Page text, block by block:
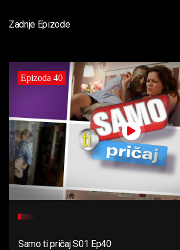
Zadnje Epizode
Epizoda 40
Samo ti pričaj S01 Ep40